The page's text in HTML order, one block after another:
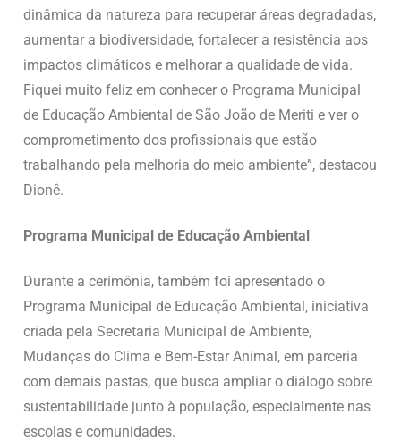
dinâmica da natureza para recuperar áreas degradadas,
aumentar a biodiversidade, fortalecer a resistência aos
impactos climáticos e melhorar a qualidade de vida.
Fiquei muito feliz em conhecer o Programa Municipal
de Educação Ambiental de São João de Meriti e ver o
comprometimento dos profissionais que estão
trabalhando pela melhoria do meio ambiente”, destacou
Dionê.
Programa Municipal de Educação Ambiental
Durante a cerimônia, também foi apresentado o
Programa Municipal de Educação Ambiental, iniciativa
criada pela Secretaria Municipal de Ambiente,
Mudanças do Clima e Bem-Estar Animal, em parceria
com demais pastas, que busca ampliar o diálogo sobre
sustentabilidade junto à população, especialmente nas
escolas e comunidades.